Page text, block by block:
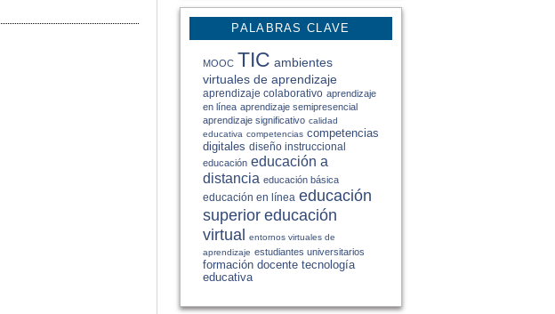
PALABRAS CLAVE
MOOC TIC ambientes
virtuales de aprendizaje
aprendizaje colaborativo aprendizaje
en línea aprendizaje semipresencial
aprendizaje significativo calidad
educativa competencias competencias
digitales diseño instruccional
educación educación a
distancia educación básica
educación en línea educación
superior educación
virtual entornos virtuales de
aprendizaje estudiantes universitarios
formación docente tecnología
educativa